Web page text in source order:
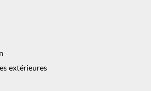
extérieures